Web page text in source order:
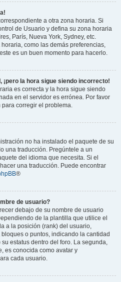
a otra zona horaria. Si
de Usuario y defina su zona horaria
París, Nueva York, Sydney, etc.
como las demás preferencias,
es un buen momento para hacerlo.
¡pero la hora sigue siendo incorrecto!
es correcta y la hora sigue siendo
en el servidor es errónea. Por favor
corregir el problema.
no ha instalado el paquete de su
una traducción. Pregúntele a un
del idioma que necesita. Si el
una traducción. Puede encontrar
®
de usuario?
debajo de su nombre de usuario
de la plantilla que utilice el
a la posición (rank) del usuario,
o puntos, indicando la cantidad
estatus dentro del foro. La segunda,
es conocida como avatar y
cada usuario.